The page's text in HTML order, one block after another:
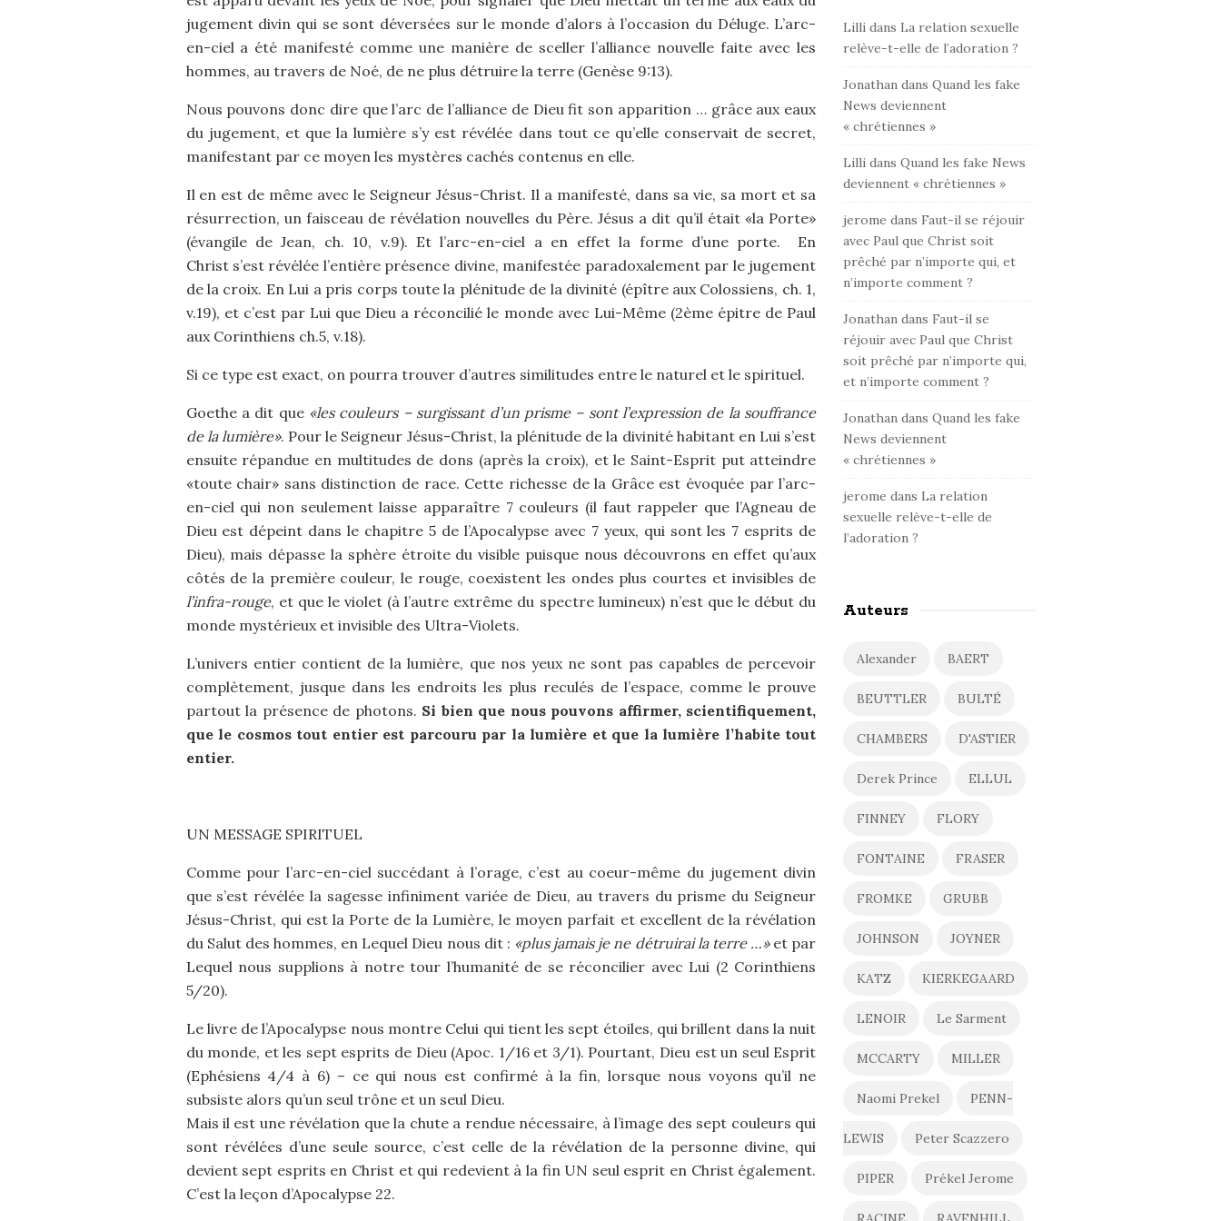
jugement divin qui se sont déversées sur le monde d’alors à l’occasion du Déluge. L’arc-
en-ciel a été manifesté comme une manière de sceller l’alliance nouvelle faite avec les
hommes, au travers de Noé, de ne plus détruire la terre (Genèse 9:13).
Nous pouvons donc dire que l’arc de l’alliance de Dieu fit son apparition … grâce aux eaux
du jugement, et que la lumière s’y est révélée dans tout ce qu’elle conservait de secret,
manifestant par ce moyen les mystères cachés contenus en elle.
Il en est de même avec le Seigneur Jésus-Christ. Il a manifesté, dans sa vie, sa mort et sa
résurrection, un faisceau de révélation nouvelles du Père. Jésus a dit qu’il était «la Porte»
(évangile de Jean, ch. 10, v.9). Et l’arc-en-ciel a en effet la forme d’une porte. En
Christ s’est révélée l’entière présence divine, manifestée paradoxalement par le jugement
de la croix. En Lui a pris corps toute la plénitude de la divinité (épître aux Colossiens, ch. 1,
v.19), et c’est par Lui que Dieu a réconcilié le monde avec Lui-Même (2ème épitre de Paul
aux Corinthiens ch.5, v.18).
Si ce type est exact, on pourra trouver d’autres similitudes entre le naturel et le spirituel.
Goethe a dit que «les couleurs – surgissant d’un prisme – sont l’expression de la souffrance
de la lumière». Pour le Seigneur Jésus-Christ, la plénitude de la divinité habitant en Lui s’est
ensuite répandue en multitudes de dons (après la croix), et le Saint-Esprit put atteindre
«toute chair» sans distinction de race. Cette richesse de la Grâce est évoquée par l’arc-
en-ciel qui non seulement laisse apparaître 7 couleurs (il faut rappeler que l’Agneau de
Dieu est dépeint dans le chapitre 5 de l’Apocalypse avec 7 yeux, qui sont les 7 esprits de
Dieu), mais dépasse la sphère étroite du visible puisque nous découvrons en effet qu’aux
côtés de la première couleur, le rouge, coexistent les ondes plus courtes et invisibles de
l’infra-rouge, et que le violet (à l’autre extrême du spectre lumineux) n’est que le début du
monde mystérieux et invisible des Ultra-Violets.
L’univers entier contient de la lumière, que nos yeux ne sont pas capables de percevoir
complètement, jusque dans les endroits les plus reculés de l’espace, comme le prouve
partout la présence de photons. Si bien que nous pouvons affirmer, scientifiquement,
que le cosmos tout entier est parcouru par la lumière et que la lumière l’habite tout
entier.
UN MESSAGE SPIRITUEL
Comme pour l’arc-en-ciel succédant à l’orage, c’est au coeur-même du jugement divin
que s’est révélée la sagesse infiniment variée de Dieu, au travers du prisme du Seigneur
Jésus-Christ, qui est la Porte de la Lumière, le moyen parfait et excellent de la révélation
du Salut des hommes, en Lequel Dieu nous dit : «plus jamais je ne détruirai la terre …»et par
Lequel nous supplions à notre tour l’humanité de se réconcilier avec Lui (2 Corinthiens
5/20).
Le livre de l’Apocalypse nous montre Celui qui tient les sept étoiles, qui brillent dans la nuit
du monde, et les sept esprits de Dieu (Apoc. 1/16 et 3/1). Pourtant, Dieu est un seul Esprit
(Ephésiens 4/4 à 6) – ce qui nous est confirmé à la fin, lorsque nous voyons qu’il ne
subsiste alors qu’un seul trône et un seul Dieu.
Mais il est une révélation que la chute a rendue nécessaire, à l’image des sept couleurs qui
sont révélées d’une seule source, c’est celle de la révélation de la personne divine, qui
devient sept esprits en Christ et qui redevient à la fin UN seul esprit en Christ également.
C’est la leçon d’Apocalypse 22.
Lilli dans La relation sexuelle
relève-t-elle de l’adoration ?
Jonathan dansQuand les fake
News deviennent
« chrétiennes »
Lilli dansQuand les fake News
deviennent « chrétiennes »
jerome dans Faut-il se réjouir
avec Paul que Christ soit
prêché par n’importe qui, et
n’importe comment ?
Jonathan dans Faut-il se
réjouir avec Paul que Christ
soit prêché par n’importe qui,
et n’importe comment ?
Jonathan dansQuand les fake
News deviennent
« chrétiennes »
jerome dans La relation
sexuelle relève-t-elle de
l’adoration ?
Auteurs
Alexander BAERT
BEUTTLER BULTÉ
CHAMBERS D'ASTIER
Derek Prince ELLUL
FINNEY FLORY
FONTAINE FRASER
FROMKE GRUBB
JOHNSON JOYNER
KATZ KIERKEGAARD
LENOIR Le Sarment
MCCARTY MILLER
Naomi Prekel PENN-
LEWIS Peter Scazzero
PIPER Prékel Jerome